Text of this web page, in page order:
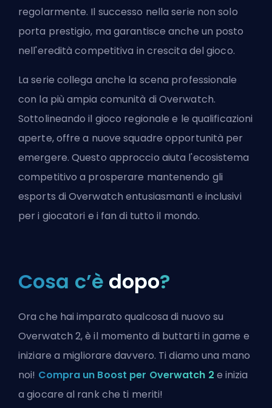
regolarmente. Il successo nella serie non solo
porta prestigio, ma garantisce anche un posto
nell'eredità competitiva in crescita del gioco.
La serie collega anche la scena professionale
con la più ampia comunità di Overwatch.
Sottolineando il gioco regionale e le qualificazioni
aperte, offre a nuove squadre opportunità per
emergere. Questo approccio aiuta l'ecosistema
competitivo a prosperare mantenendo gli
esports di Overwatch entusiasmanti e inclusivi
per i giocatori e i fan di tutto il mondo.
Cosa c’è dopo?
Ora che hai imparato qualcosa di nuovo su
Overwatch 2, è il momento di buttarti in game e
iniziare a migliorare davvero. Ti diamo una mano
noi! Compra un Boost per Overwatch 2 e inizia
a giocare al rank che ti meriti!